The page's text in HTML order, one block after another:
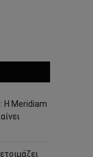
Η Meridiam